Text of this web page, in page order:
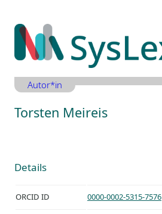
Inhalt
springen
Autor*in
Torsten Meireis
Details
ORCID ID 0000-0002-5315-7576